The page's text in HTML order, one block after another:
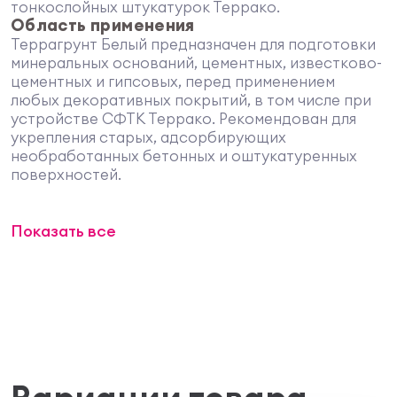
тонкослойных штукатурок Террако.
Область применения
Террагрунт Белый предназначен для подготовки
минеральных оснований, цементных, известково-
цементных и гипсовых, перед применением
любых декоративных покрытий, в том числе при
устройстве СФТК Террако. Рекомендован для
укрепления старых, адсорбирующих
необработанных бетонных и оштукатуренных
поверхностей.
впитывающих оснований таких как:
Показать все